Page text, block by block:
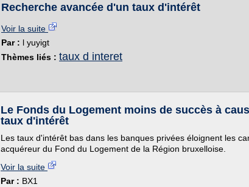
Recherche avancée d'un taux d'intérêt
Voir la suite
Par : l yuyigt
Thèmes liés : taux d interet
Le Fonds du Logement moins de succès à
taux d'intérêt
Les taux d'intérêt bas dans les banques privées éloignent les
acquéreur du Fond du Logement de la Région bruxelloise.
Voir la suite
Par : BX1